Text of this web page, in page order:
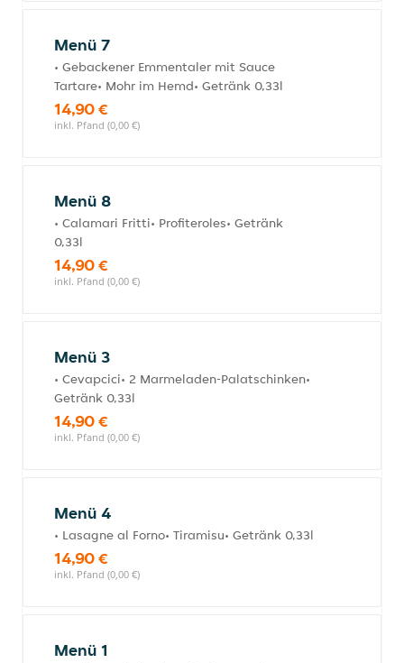
Menü 7
• Gebackener Emmentaler mit Sauce
Tartare• Mohr im Hemd• Getränk 0,33l
14,90 €
inkl. Pfand (0,00 €)
Menü 8
• Calamari Fritti• Profiteroles• Getränk
0,33l
14,90 €
inkl. Pfand (0,00 €)
Menü 3
• Cevapcici• 2 Marmeladen-Palatschinken•
Getränk 0,33l
14,90 €
inkl. Pfand (0,00 €)
Menü 4
• Lasagne al Forno• Tiramisu• Getränk 0,33l
14,90 €
inkl. Pfand (0,00 €)
Menü 1